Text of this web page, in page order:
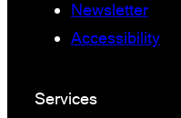
Newsletter
Accessibility
Services